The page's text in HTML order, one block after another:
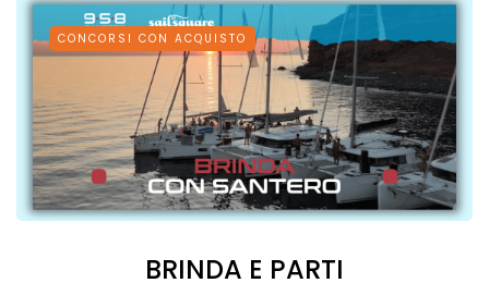
CONCORSI CON ACQUISTO
BRINDA E PARTI